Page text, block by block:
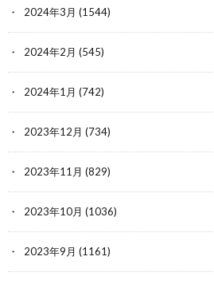
2024年3月 (1544)
2024年2月 (545)
2024年1月 (742)
2023年12月 (734)
2023年11月 (829)
2023年10月 (1036)
2023年9月 (1161)